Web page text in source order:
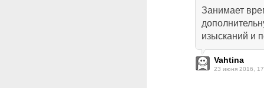
Занимает
изысканий и
Vahtina
23 июня 2016,